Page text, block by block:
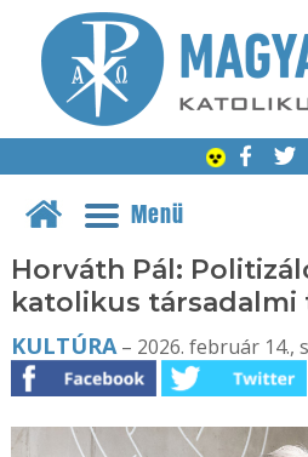
Menü
Horváth Pál:
katolikus társadalmi
KULTÚRA– 2026. február 14.,